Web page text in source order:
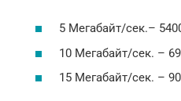
5 Мегабайт/сек.–
10 Мегабайт/сек. –
15 Мегабайт/сек. –